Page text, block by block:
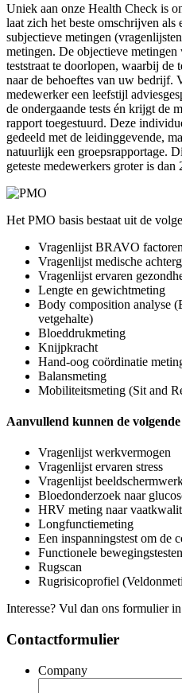
Uniek aan onze Health Check is
laat zich het beste omschrijven
subjectieve metingen
metingen. De objectieve metingen
teststraat te doorlopen, waarbij de
naar de behoeftes van uw bedrijf.
medewerker een leefstijl
de ondergaande tests én krijgt de
rapport toegestuurd. Deze
gedeeld met de leidinggevende,
natuurlijk een groepsrapportage.
geteste medewerkers groter is
Het PMO basis bestaat uit de
Vragenlijst BRAVO
Vragenlijst medische
Vragenlijst ervaren
Lengte en gewichtmeting
Body composition analyse
vetgehalte)
Bloeddrukmeting
Knijpkracht
Hand-oog coördinatie
Balansmeting
Mobiliteitsmeting (Sit and
Aanvullend kunnen de
Vragenlijst werkvermogen
Vragenlijst ervaren stress
Vragenlijst
Bloedonderzoek naar
HRV meting naar
Longfunctiemeting
Een inspanningstest om de
Functionele
Rugscan
Rugrisicoprofiel
Interesse? Vul dan ons formulier
Contactformulier
Company